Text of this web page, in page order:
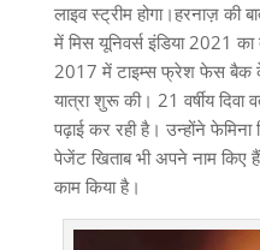
लाइव स्ट्रीम होगा।हरनाज़ की
में मिस यूनिवर्स इंडिया 2021
2017 में टाइम्स फ्रेश फेस बैक के
यात्रा शुरू की। 21 वर्षीय दिवा
पढ़ाई कर रही है। उन्होंने
पेजेंट खिताब भी अपने नाम किए
काम किया है।